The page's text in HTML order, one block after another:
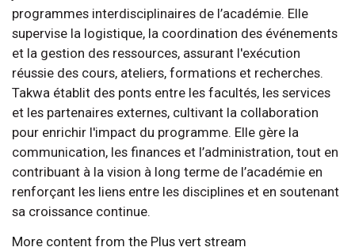
programmes interdisciplinaires de l’académie. Elle
supervise la logistique, la coordination des événements
et la gestion des ressources, assurant l'exécution
réussie des cours, ateliers, formations et recherches.
Takwa établit des ponts entre les facultés, les services
et les partenaires externes, cultivant la collaboration
pour enrichir l'impact du programme. Elle gère la
communication, les finances et l’administration, tout en
contribuant à la vision à long terme de l’académie en
renforçant les liens entre les disciplines et en soutenant
sa croissance continue.
More content from the Plus vert stream